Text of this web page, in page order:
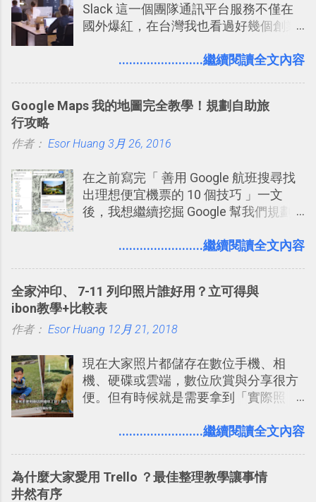
Slack 這一個團隊通訊平台服務不僅在
國外爆紅，在台灣我也看過好幾個創業
理，到底 Slack 有什麼魅力？它是不是
有機會在一個專案合作中使用了 Slack
點： 1. 「 很有趣 」： Slack 裡擁有跟
聊天打屁、傳送有趣影音圖文的功能。
2. 「 有效率 」：但是 Slack 的頻道、群
組機制讓茶水間的聊天，不會干擾工作
事可以從聊天中記錄重點。 3. 「 有彈性
的軟體則讓同事可以在任何地方和公司
保持聯繫。 如果你需要中文版的同類平
台，可以參考： JANDI 高效率團隊通訊
戶 。 2017/3 新增 ： Sortd for Slack：
改造 Slack 討論串介面變成專案任務排
程看板
........................繼續閱讀全文內容
Google Maps 我的地圖完全教學！規劃自助旅
行攻略
作者： Esor Huang 3月 26, 2016
在之前寫完「 善用 Google 航班搜尋找
出理想便宜機票的 10 個技巧 」一文
後，我想繼續挖掘 Google 幫我們規劃
入的來聊聊 Google 的「我的地圖」服
線，對商務需求來說可以打造出一張一
張資料地圖（例如我之前在製作一本新
書時建立的「 台灣推薦空拍地點地圖
規劃自助旅行路線！ Google 「我的地
圖」在規劃自助旅行路線時可以解決許
多問題： 國外地點名稱地址常常難懂，
稱。 在規劃路線之外，自訂地圖還能補
時帶來好心情，二方面事後就是最好的
........................繼續閱讀全文內容
全家沖印、 7-11 列印照片誰好用？立可得與
ibon教學+比較表
作者： Esor Huang 12月 21, 2018
現在大家照片都儲存在數位手機、相
機、硬碟或雲端，數位欣賞與分享很方
便。但有時候就是需要拿到「實際照
要製作家庭相框 用照片來當小禮物 把照
片？而且最好能不花時間、立即拿到、
........................繼續閱讀全文內容
為什麼大家愛用 Trello ？最佳整理教學讓事情
井然有序